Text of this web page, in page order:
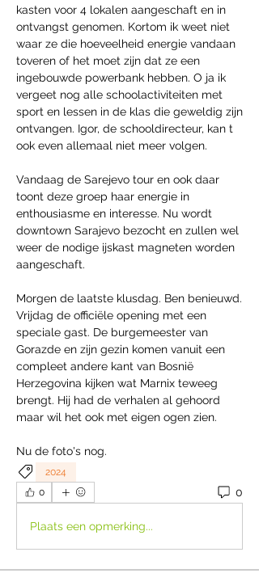
kasten voor 4 lokalen aangeschaft en in
ontvangst genomen. Kortom ik weet niet
waar ze die hoeveelheid energie vandaan
toveren of het moet zijn dat ze een
ingebouwde powerbank hebben. O ja ik
vergeet nog alle schoolactiviteiten met
sport en lessen in de klas die geweldig zijn
ontvangen. Igor, de schooldirecteur, kan t
ook even allemaal niet meer volgen.
Vandaag de Sarejevo tour en ook daar
toont deze groep haar energie in
enthousiasme en interesse. Nu wordt
downtown Sarajevo bezocht en zullen wel
weer de nodige ijskast magneten worden
aangeschaft.
Morgen de laatste klusdag. Ben benieuwd.
Vrijdag de officiële opening met een
speciale gast. De burgemeester van
Gorazde en zijn gezin komen vanuit een
compleet andere kant van Bosnië
Herzegovina kijken wat Marnix teweeg
brengt. Hij had de verhalen al gehoord
maar wil het ook met eigen ogen zien.
Nu de foto's nog.
2024
0
0
Plaats een opmerking...